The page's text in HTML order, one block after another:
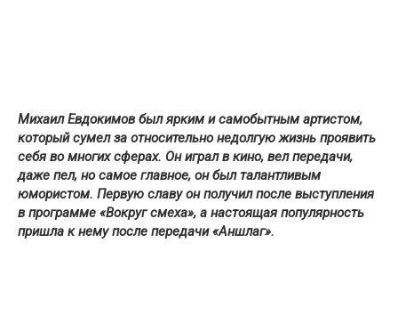
Михаил Евдокимов был ярким и самобытным артистом,
который сумел за относительно недолгую жизнь проявить
себя во многих сферах. Он играл в кино, вел передачи,
даже пел, но самое главное, он был талантливым
юмористом. Первую славу он получил после выступления
в программе «Вокруг смеха», а настоящая популярность
пришла к нему после передачи «Аншлаг».